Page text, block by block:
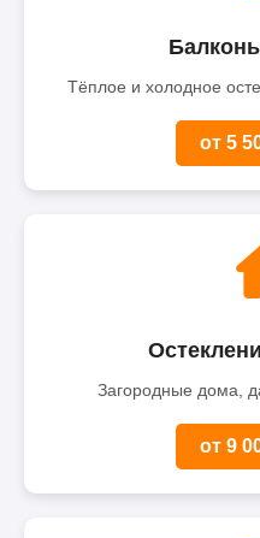
Тёплое и холодное
от 5
Загородные дома,
от 9